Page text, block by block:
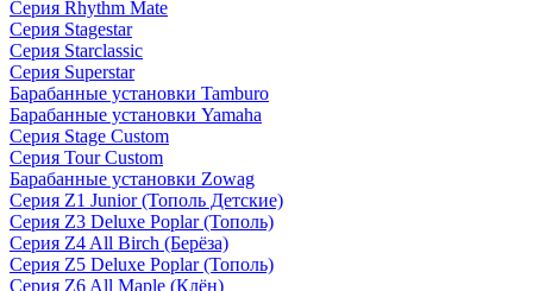
Серия Rhythm Mate
Серия Stagestar
Серия Starclassic
Серия Superstar
Барабанные установки Tamburo
Барабанные установки Yamaha
Серия Stage Custom
Серия Tour Custom
Барабанные установки Zowag
Серия Z1 Junior (Тополь Детские)
Серия Z3 Deluxe Poplar (Тополь)
Серия Z4 All Birch (Берёза)
Серия Z5 Deluxe Poplar (Тополь)
Серия Z6 All Maple (Клён)